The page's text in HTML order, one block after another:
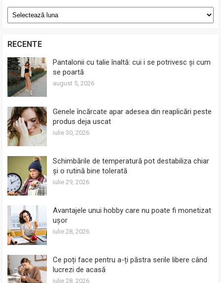
Arhive
RECENTE
Pantalonii cu talie înaltă: cui i se potrivesc și cum
se poartă
august 5, 2026
Genele încărcate apar adesea din reaplicări peste
produs deja uscat
iulie 30, 2026
Schimbările de temperatură pot destabiliza chiar
și o rutină bine tolerată
iulie 29, 2026
Avantajele unui hobby care nu poate fi monetizat
ușor
iulie 28, 2026
Ce poți face pentru a-ți păstra serile libere când
lucrezi de acasă
iulie 28, 2026